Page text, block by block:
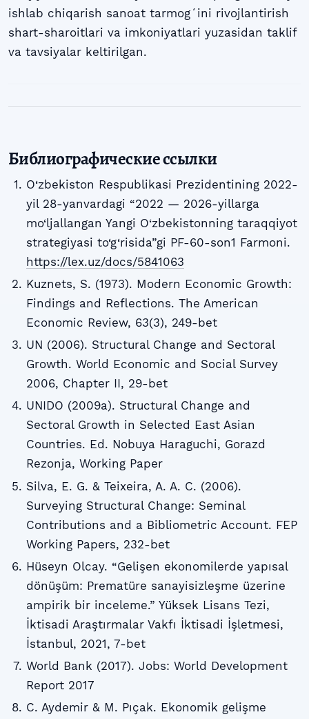
ishlab chiqarish sanoat tarmogʻini rivojlantirish
shart-sharoitlari va imkoniyatlari yuzasidan taklif
va tavsiyalar keltirilgan.
Библиографические ссылки
O‘zbekiston Respublikasi Prezidentining 2022-
yil 28-yanvardagi “2022 — 2026-yillarga
mo‘ljallangan Yangi O‘zbekistonning taraqqiyot
strategiyasi to‘g‘risida”gi PF-60-son1 Farmoni.
https://lex.uz/docs/5841063
Kuznets, S. (1973). Modern Economic Growth:
Findings and Reflections. The American
Economic Review, 63(3), 249-bet
UN (2006). Structural Change and Sectoral
Growth. World Economic and Social Survey
2006, Chapter II, 29-bet
UNIDO (2009a). Structural Change and
Sectoral Growth in Selected East Asian
Countries. Ed. Nobuya Haraguchi, Gorazd
Rezonja, Working Paper
Silva, E. G. & Teixeira, A. A. C. (2006).
Surveying Structural Change: Seminal
Contributions and a Bibliometric Account. FEP
Working Papers, 232-bet
Hüseyn Olcay. “Gelişen ekonomilerde yapısal
dönüşüm: Prematüre sanayisizleşme üzerine
ampirik bir inceleme.” Yüksek Lisans Tezi,
İktisadi Araştırmalar Vakfı İktisadi İşletmesi,
İstanbul, 2021, 7-bet
World Bank (2017). Jobs: World Development
Report 2017
C. Aydemir & M. Pıçak. Ekonomik gelişme